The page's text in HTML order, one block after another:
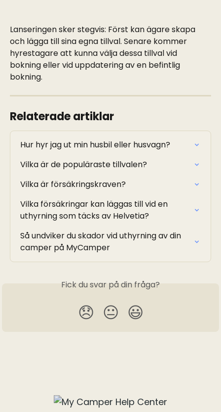
Lanseringen sker stegvis: Först kan ägare skapa
och lägga till sina egna tillval. Senare kommer
hyrestagare att kunna välja dessa tillval vid
bokning eller vid uppdatering av en befintlig
bokning.
Relaterade artiklar
Hur hyr jag ut min husbil eller husvagn?
Vilka är de populäraste tillvalen?
Vilka är försäkringskraven?
Vilka försäkringar kan läggas till vid en
uthyrning som täcks av Helvetia?
Så undviker du skador vid uthyrning av din
camper på MyCamper
Fick du svar på din fråga?
😞 😐 😃